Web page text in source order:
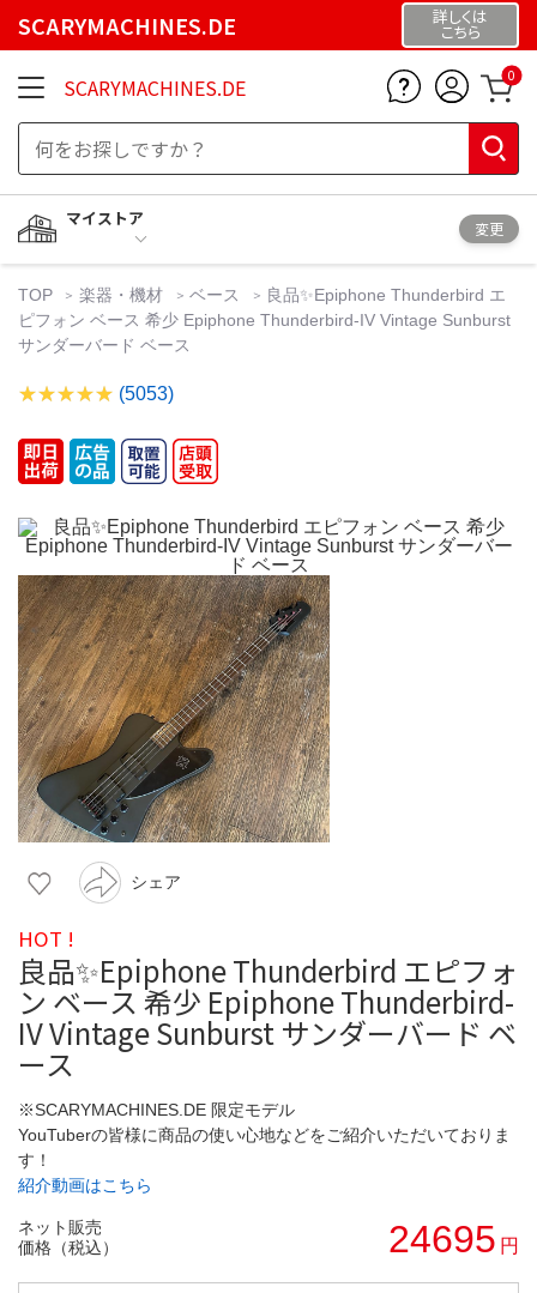
SCARYMACHINES.DE 詳しくは
こちら
SCARYMACHINES.DE 0
マイストア
変更
TOP 楽器・機材 ベース
良品✨Epiphone Thunderbird エ
ピフォン ベース 希少 Epiphone Thunderbird-IV Vintage Sunburst
サンダーバード ベース
(5053)
シェア
HOT !
良品✨Epiphone Thunderbird エピフォ
ン ベース 希少 Epiphone Thunderbird-
IV Vintage Sunburst サンダーバード ベ
ース
※SCARYMACHINES.DE 限定モデル
YouTuberの皆様に商品の使い心地などをご紹介いただいておりま
す！
紹介動画はこちら
ネット販売
価格（税込）
24695 円